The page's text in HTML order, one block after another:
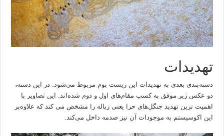
تهدیدات
دسته‌بندی بعدی به تهدیدات این زیست بوم مربوط می‌شود. در این دسته،
دو عکس زیر موفق به کسب مقام‌های اول و دوم شده‌اند. این تصاویر با
اهمیت ترین تهدید جنگل‌های حرا یعنی زباله را مشخص می کند که علاوه‌بر
این اکوسیستم به موجودات آن نیز صدمه داخل می‌کند.